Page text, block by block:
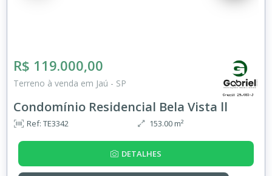
R$ 119.000,00
Terreno à venda em Jaú - SP
Condomínio Residencial Bela Vista ll
Ref: TE3342 153.00 m²
DETALHES